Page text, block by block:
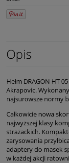
Opis
Hełm DRAGON HT
Akrapovic.
najsurowsze normy
Całkowicie nowa
najwyższej klasy
strażackich.
zarysowania
adaptery do masek
w każdej akcji